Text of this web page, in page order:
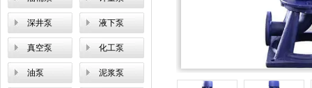
深井泵 液下泵
真空泵 化工泵
油泵 泥浆泵